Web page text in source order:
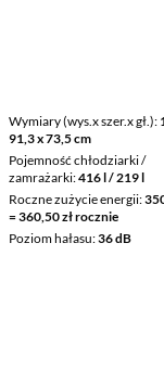
Wymiary (wys.x szer.x gł.)
91,3 x 73,5 cm
Pojemność chłodziarki /
zamrażarki 416 l / 219 l
Roczne zużycie energii
= 360,50 zł rocznie
Poziom hałasu 36 dB